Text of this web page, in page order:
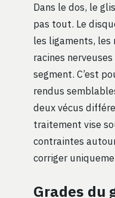
Dans le dos, le
pas tout. Le
les ligaments, les
racines
segment. C’est
rendus
deux vécus
traitement vise
contraintes
corriger
Grades du